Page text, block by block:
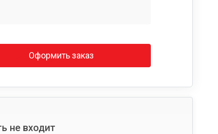
Оформить заказ
не входит